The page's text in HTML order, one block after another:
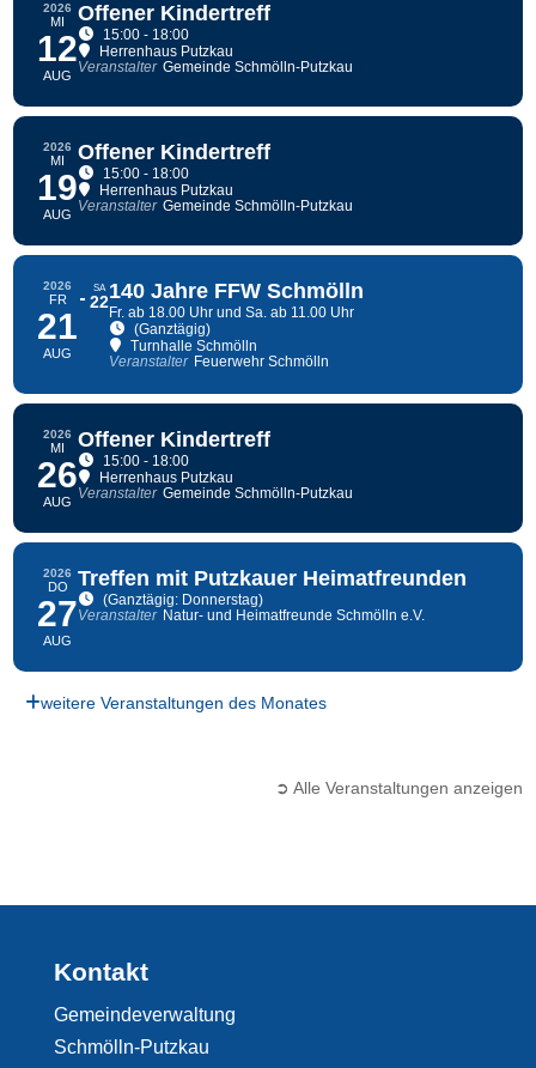
2026
MI
12
AUG
Offener Kindertreff
15:00 - 18:00
Herrenhaus Putzkau
Veranstalter Gemeinde Schmölln-Putzkau
2026
MI
19
AUG
Offener Kindertreff
15:00 - 18:00
Herrenhaus Putzkau
Veranstalter Gemeinde Schmölln-Putzkau
2026
FR
21
AUG
SA
22140 Jahre FFW Schmölln
Fr. ab 18.00 Uhr und Sa. ab 11.00 Uhr
(Ganztägig)
Turnhalle Schmölln
Veranstalter Feuerwehr Schmölln
2026
MI
26
AUG
Offener Kindertreff
15:00 - 18:00
Herrenhaus Putzkau
Veranstalter Gemeinde Schmölln-Putzkau
2026
DO
27
AUG
Treffen mit Putzkauer Heimatfreunden
(Ganztägig: Donnerstag)
Veranstalter Natur- und Heimatfreunde Schmölln e.V.
weitere Veranstaltungen des Monates
➲ Alle Veranstaltungen anzeigen
Kontakt
Gemeindeverwaltung
Schmölln-Putzkau